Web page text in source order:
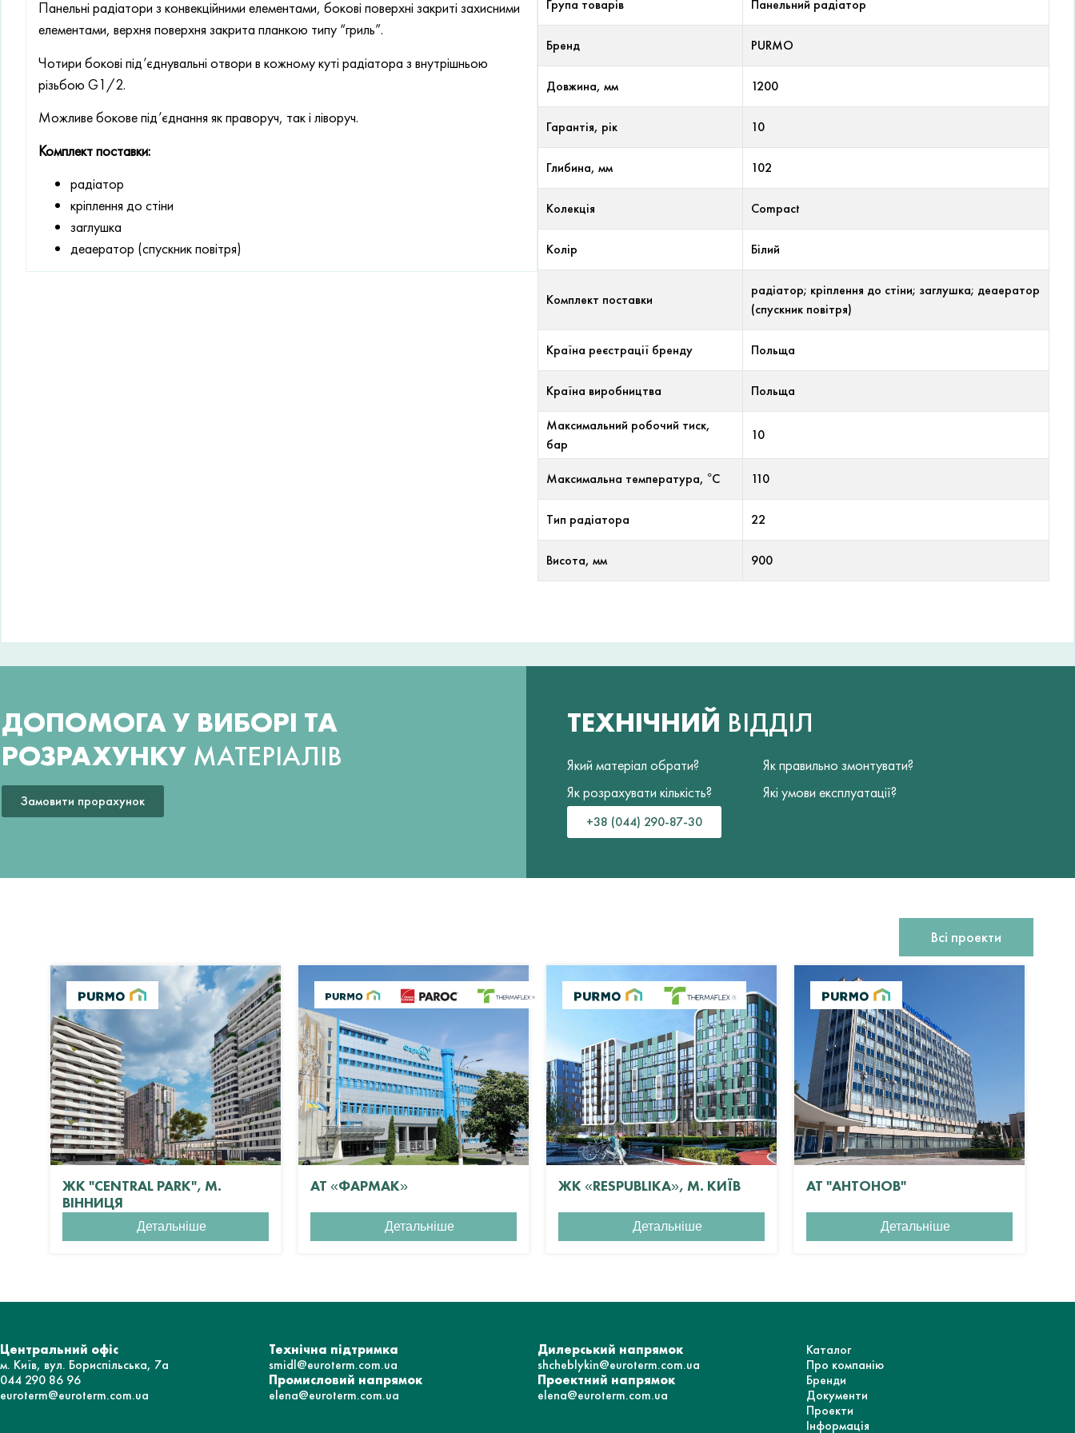
Панельні радіатори з конвекційними елементами, бокові поверхні закриті захисними
елементами, верхня поверхня закрита планкою типу “гриль”.
Чотири бокові під’єднувальні отвори в кожному куті радіатора з внутрішньою
різьбою G1/2.
Можливе бокове під’єднання як праворуч, так і ліворуч.
Комплект поставки:
радіатор
кріплення до стіни
заглушка
деаератор (спускник повітря)
Група товарів Панельний радіатор
Бренд PURMO
Довжина, мм 1200
Гарантія, рік 10
Глибина, мм 102
Колекція Compact
Колір Білий
Комплект поставки
радіатор; кріплення до стіни; заглушка; деаератор
(спускник повітря)
Країна реєстрації бренду Польща
Країна виробництва Польща
Максимальний робочий тиск,
бар
10
Максимальна температура, °С 110
Тип радіатора 22
Висота, мм 900
ДОПОМОГА У ВИБОРІ ТА
РОЗРАХУНКУ МАТЕРІАЛІВ
Замовити прорахунок
ТЕХНІЧНИЙ ВІДДІЛ
Який матеріал обрати?
Як розрахувати кількість?
Як правильно змонтувати?
Які умови експлуатації?
+38 (044) 290-87-30
Всі проекти
ЖК "CENTRAL PARK", М.
ВІННИЦЯ
Детальніше
АТ «ФАРМАК»
Детальніше
ЖК «RESPUBLIKA», М. КИЇВ
Детальніше
АТ "АНТОНОВ"
Детальніше
Центральний офіс
м. Київ, вул. Бориспільська, 7а
044 290 86 96
euroterm@euroterm.com.ua
Технічна підтримка
smidl@euroterm.com.ua
Промисловий напрямок
elena@euroterm.com.ua
Дилерський напрямок
shcheblykin@euroterm.com.ua
Проектний напрямок
elena@euroterm.com.ua
Каталог
Про компанію
Бренди
Документи
Проекти
Інформація